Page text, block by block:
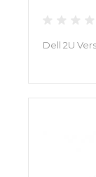
Dell 2U